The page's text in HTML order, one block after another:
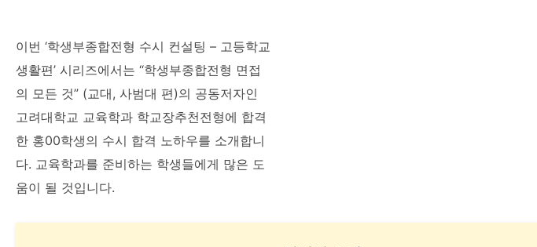
이번 ‘학생부종합전형 수시 컨설팅 – 고등학교
생활편’ 시리즈에서는 “학생부종합전형 면접
의 모든 것” (교대, 사범대 편)의 공동저자인
고려대학교 교육학과 학교장추천전형에 합격
한 홍00학생의 수시 합격 노하우를 소개합니
다. 교육학과를 준비하는 학생들에게 많은 도
움이 될 것입니다.